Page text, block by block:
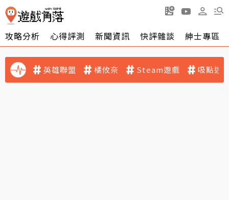
攻略分析 心得評測 新聞資訊 快評雜談 紳士專區
英雄聯盟 橘攸奈 Steam遊戲 吸點迷